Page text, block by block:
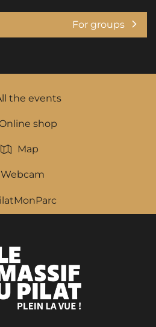
For groups
the events
shop
Map
Webcam